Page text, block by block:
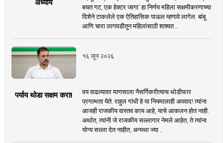
अध्याय
बचत गट, एक हेक्टर जागा’ हा निर्णय महिला सक्षमीकरणाच्या
दिशेने टाकलेले एक ऐतिहासिक पाऊल म्हणावे लागेल. बांबू
आणि चारा लागवडीतून महिलांसाठी शाश्वत ..
१६ जून २०२६
पर्याय थोडा सक्षम करा!
वय वाढल्यावर माणसाला नैसर्गिकरीत्याच थोडीफार
प्रगल्भता येते. राहुल गांधी हे या नियमालाही अपवाद! त्यांना
आजही राजकीय वास्तव काय आहे, याचे आकलन होत नाही.
अर्थात, त्यांनी जे राजकीय सल्लागार नेमले आहेत, ते त्यांना
योग्य सल्ला देत नाहीत, अन्यथा ज्या ..